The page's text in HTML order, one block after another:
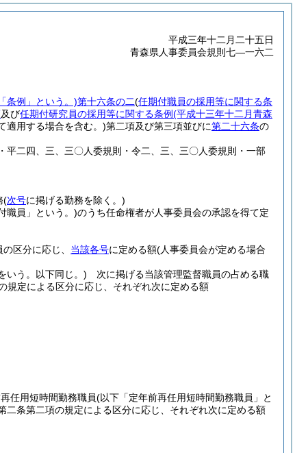
平成三年十二月二十五日
青森県人事委員会規則七―一六二
条例」という。)第十六条の二(任期付職員の採用等に関する条
及び任期付研究員の採用等に関する条例(平成十三年十二月青森
適用する場合を含む。)第二項及び第三項並びに第二十六条の
二四、三、三〇人委規則・令二、三、三〇人委規則・一部
(次号に掲げる勤務を除く。)
職員」という。)のうち任命権者が人事委員会の承認を得て定
区分に応じ、 当該各号に定める額(人事委員会が定める場合
いう。以下同じ。) 次に掲げる当該管理監督職員の占める職
規定による区分に応じ、それぞれ次に定める額
任用短時間勤務職員(以下「定年前再任用短時間勤務職員」と
条第二項の規定による区分に応じ、それぞれ次に定める額